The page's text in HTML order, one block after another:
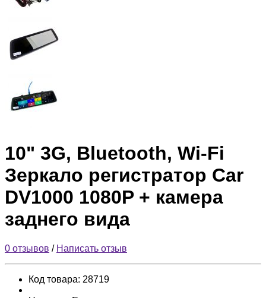
10" 3G, Bluetooth, Wi-Fi
Зеркало регистратор Car
DV1000 1080P + камера
заднего вида
0 отзывов / Написать отзыв
Код товара: 28719